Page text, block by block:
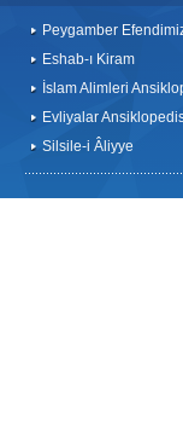
Peygamber
Eshab-ı Kiram
İslam Alimleri
Evliyalar
Silsile-i Âliyye